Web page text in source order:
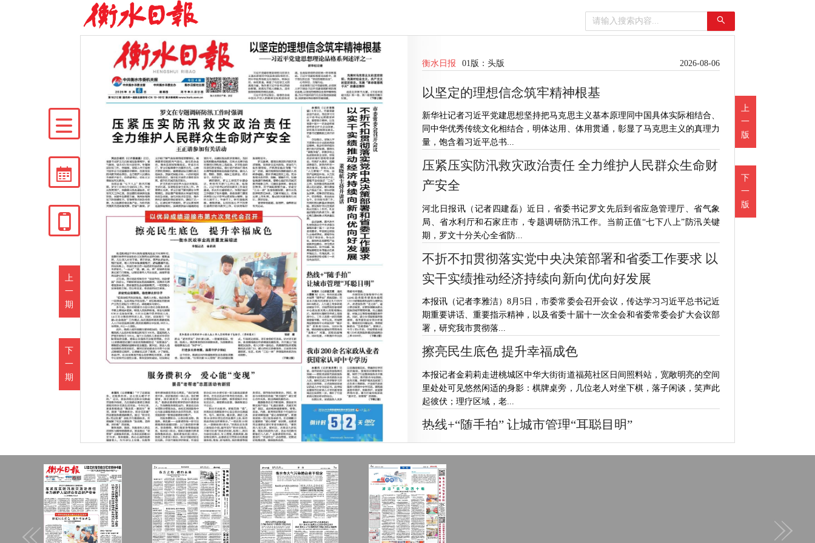
上
一
版
下
一
版
上
一
期
下
一
期
衡水日报 01版： 头版 2026-08-06
以坚定的理想信念筑牢精神根基
新华社记者习近平党建思想坚持把马克思主义基本原理同中国具体实际相结合、
同中华优秀传统文化相结合，明体达用、体用贯通，彰显了马克思主义的真理力
量，饱含着习近平总书...
压紧压实防汛救灾政治责任 全力维护人民群众生命财
产安全
河北日报讯（记者四建磊）近日，省委书记罗文先后到省应急管理厅、省气象
局、省水利厅和石家庄市，专题调研防汛工作。当前正值“七下八上”防汛关键
期，罗文十分关心全省防...
不折不扣贯彻落实党中央决策部署和省委工作要求 以
实干实绩推动经济持续向新向优向好发展
本报讯（记者李雅洁）8月5日，市委常委会召开会议，传达学习习近平总书记近
期重要讲话、重要指示精神，以及省委十届十一次全会和省委常委会扩大会议部
署，研究我市贯彻落...
擦亮民生底色 提升幸福成色
本报记者金莉莉走进桃城区中华大街街道福苑社区日间照料站，宽敞明亮的空间
里处处可见悠然闲适的身影：棋牌桌旁，几位老人对坐下棋，落子闲谈，笑声此
起彼伏；理疗区域，老...
热线+“随手拍” 让城市管理“耳聪目明”
深度用好“随手拍”系...
我市200余名家政从业者获国家认可中专学历
本报讯（记者张月亭）日前，我市家政行业迎来里程碑式突破——首批攻读现代
家政服务与管理专业的200余名家政从业人员，顺利完成三年学制学习并通过全


